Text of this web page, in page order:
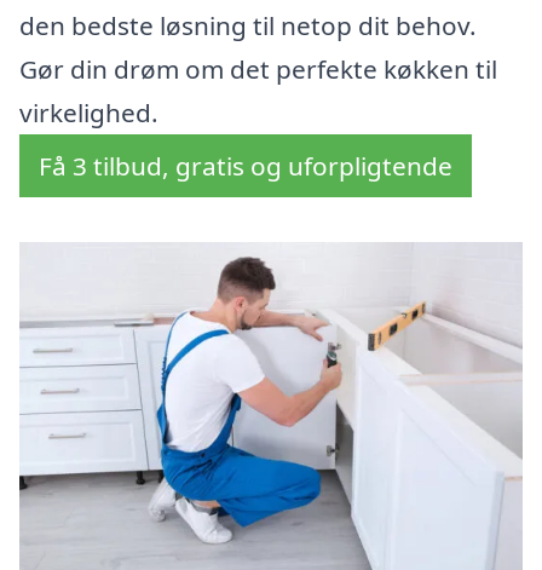
den bedste løsning til netop dit behov.
Gør din drøm om det perfekte køkken til
virkelighed.
Få 3 tilbud, gratis og uforpligtende